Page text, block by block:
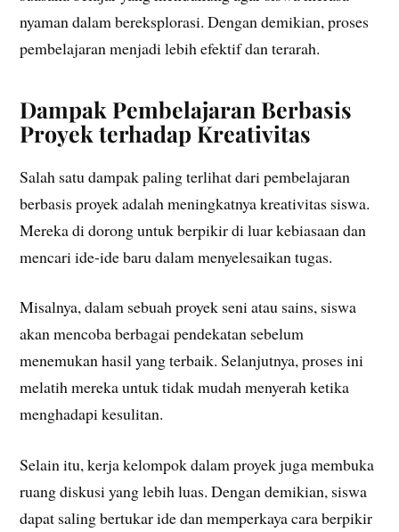
nyaman dalam bereksplorasi. Dengan demikian, proses
pembelajaran menjadi lebih efektif dan terarah.
Dampak Pembelajaran Berbasis
Proyek terhadap Kreativitas
Salah satu dampak paling terlihat dari pembelajaran
berbasis proyek adalah meningkatnya kreativitas siswa.
Mereka di dorong untuk berpikir di luar kebiasaan dan
mencari ide-ide baru dalam menyelesaikan tugas.
Misalnya, dalam sebuah proyek seni atau sains, siswa
akan mencoba berbagai pendekatan sebelum
menemukan hasil yang terbaik. Selanjutnya, proses ini
melatih mereka untuk tidak mudah menyerah ketika
menghadapi kesulitan.
Selain itu, kerja kelompok dalam proyek juga membuka
ruang diskusi yang lebih luas. Dengan demikian, siswa
dapat saling bertukar ide dan memperkaya cara berpikir